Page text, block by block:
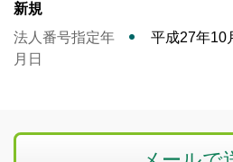
新規
法人番号指定年
月日
平成27年10